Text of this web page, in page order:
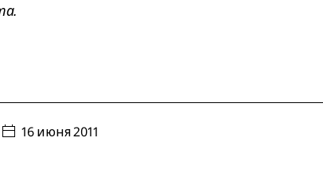
16 июня 2011